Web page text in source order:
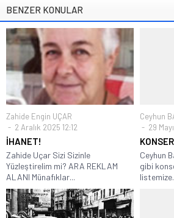
BENZER KONULAR
Zahide Engin UÇAR
2 Aralık 2025 12:12
İHANET!
Zahide Uçar Sizi Sizinle
Yüzleştirelim mi? ARA REKLAM
ALANI Münafıklar...
Ceyhun
29
Ceyhun
gibi